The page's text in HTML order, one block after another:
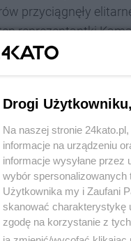
przyciągnęły
reprezentantki
Kajakowy zawody
Sportu -
mieli okazję
z 58 klubów
także o miejsca,
w tym podczas
Drogi Użytkowniku,
Na naszej stronie
informacje na urządzeniu
informacje wysyłane przez
wybór spersonalizowanych
Użytkownika my i Zaufani
skanować charakterystykę
zgodę na korzystanie z